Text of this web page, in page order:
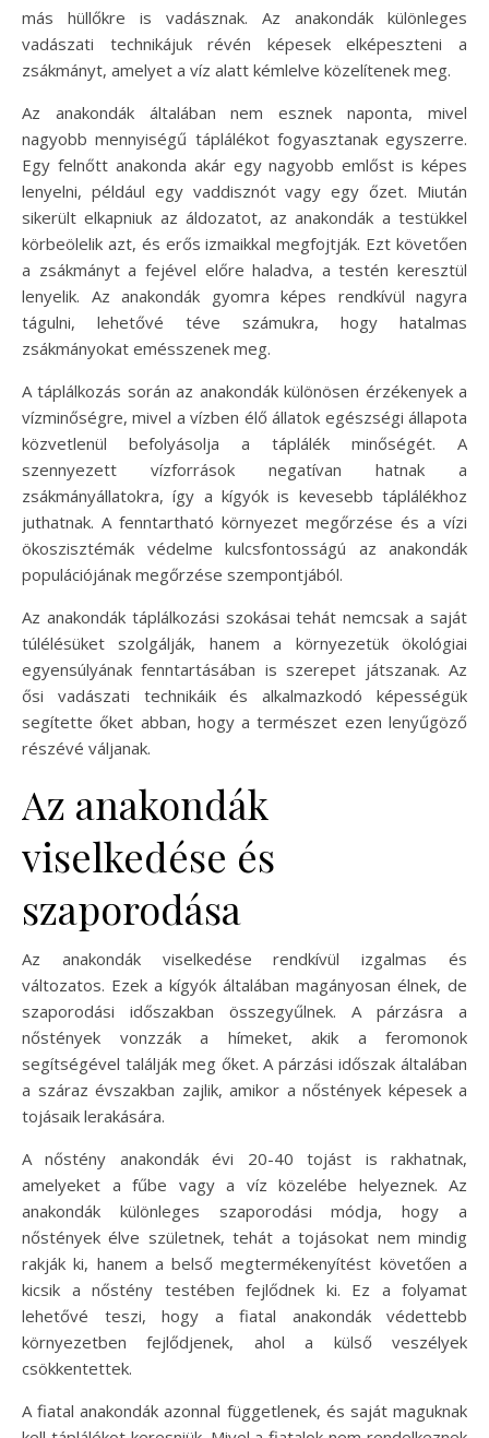
más hüllőkre is vadásznak. Az anakondák különleges
vadászati technikájuk révén képesek elképeszteni a
zsákmányt, amelyet a víz alatt kémlelve közelítenek meg.
Az anakondák általában nem esznek naponta, mivel
nagyobb mennyiségű táplálékot fogyasztanak egyszerre.
Egy felnőtt anakonda akár egy nagyobb emlőst is képes
lenyelni, például egy vaddisznót vagy egy őzet. Miután
sikerült elkapniuk az áldozatot, az anakondák a testükkel
körbeölelik azt, és erős izmaikkal megfojtják. Ezt követően
a zsákmányt a fejével előre haladva, a testén keresztül
lenyelik. Az anakondák gyomra képes rendkívül nagyra
tágulni, lehetővé téve számukra, hogy hatalmas
zsákmányokat emésszenek meg.
A táplálkozás során az anakondák különösen érzékenyek a
vízminőségre, mivel a vízben élő állatok egészségi állapota
közvetlenül befolyásolja a táplálék minőségét. A
szennyezett vízforrások negatívan hatnak a
zsákmányállatokra, így a kígyók is kevesebb táplálékhoz
juthatnak. A fenntartható környezet megőrzése és a vízi
ökoszisztémák védelme kulcsfontosságú az anakondák
populációjának megőrzése szempontjából.
Az anakondák táplálkozási szokásai tehát nemcsak a saját
túlélésüket szolgálják, hanem a környezetük ökológiai
egyensúlyának fenntartásában is szerepet játszanak. Az
ősi vadászati technikáik és alkalmazkodó képességük
segítette őket abban, hogy a természet ezen lenyűgöző
részévé váljanak.
Az anakondák
viselkedése és
szaporodása
Az anakondák viselkedése rendkívül izgalmas és
változatos. Ezek a kígyók általában magányosan élnek, de
szaporodási időszakban összegyűlnek. A párzásra a
nőstények vonzzák a hímeket, akik a feromonok
segítségével találják meg őket. A párzási időszak általában
a száraz évszakban zajlik, amikor a nőstények képesek a
tojásaik lerakására.
A nőstény anakondák évi 20-40 tojást is rakhatnak,
amelyeket a fűbe vagy a víz közelébe helyeznek. Az
anakondák különleges szaporodási módja, hogy a
nőstények élve születnek, tehát a tojásokat nem mindig
rakják ki, hanem a belső megtermékenyítést követően a
kicsik a nőstény testében fejlődnek ki. Ez a folyamat
lehetővé teszi, hogy a fiatal anakondák védettebb
környezetben fejlődjenek, ahol a külső veszélyek
csökkentettek.
A fiatal anakondák azonnal függetlenek, és saját maguknak